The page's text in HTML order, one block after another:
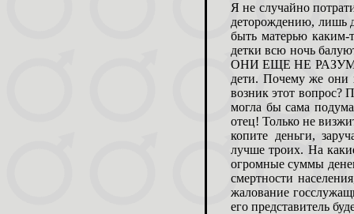
Я не случайно
деторождению, лишь
быть матерью каким-
детки всю ночь
ОНИ ЕЩЕ НЕ
дети. Почему же они
возник этот вопрос?
могла бы сама
отец! Только не
копите деньги,
лучше троих. На
огромные суммы
смертности
жалование
его представитель